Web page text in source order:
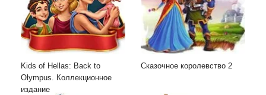
Kids of Hellas: Back to
Olympus. Коллекционное
издание
Сказочное королевство 2